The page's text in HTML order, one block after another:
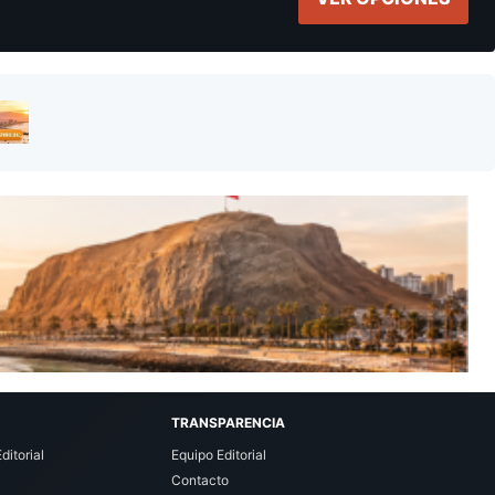
TRANSPARENCIA
Equipo Editorial
Contacto